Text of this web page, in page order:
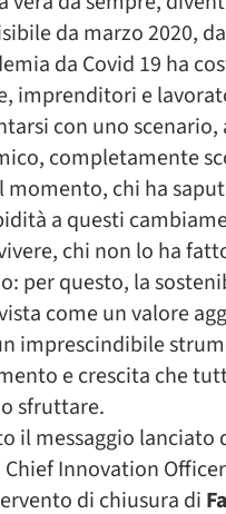
da marzo 2020,
da Covid 19 ha
imprenditori e
con uno scenario,
completamente
momento, chi ha
a questi
chi non lo ha
per questo, la
come un valore
imprescindibile
e crescita che
sfruttare.
il messaggio lanciato
Chief Innovation
di chiusura di